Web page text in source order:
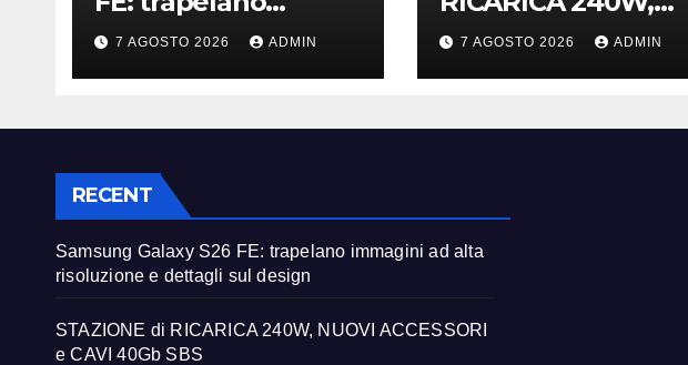
immagini ad alta
risoluzione e
dettagli sul design
7 AGOSTO 2026 ADMIN
NUOVI ACCESSORI e
CAVI 40Gb SBS
7 AGOSTO 2026 ADMIN
RECENT
Samsung Galaxy S26 FE: trapelano immagini ad alta
risoluzione e dettagli sul design
STAZIONE di RICARICA 240W, NUOVI ACCESSORI
e CAVI 40Gb SBS